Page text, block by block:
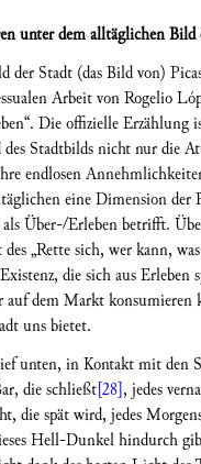
unter dem alltäglichen Bild
der Stadt (das Bild von)
Arbeit von Rogelio
Die offizielle Erzählung
Stadtbilds nicht nur die
endlosen
eine Dimension der
Über-/Erleben betrifft.
„Rette sich, wer kann,
die sich aus Erleben
dem Markt konsumieren
uns bietet.
unten, in Kontakt mit den
die schließt[28], jedes
die spät wird, jedes
Hell-Dunkel hindurch